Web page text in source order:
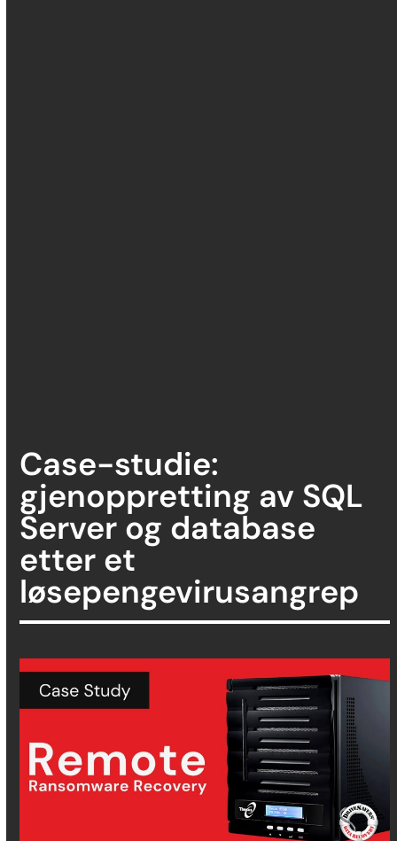
Case-studie:
gjenoppretting av SQL
Server og database
etter et
løsepengevirusangrep